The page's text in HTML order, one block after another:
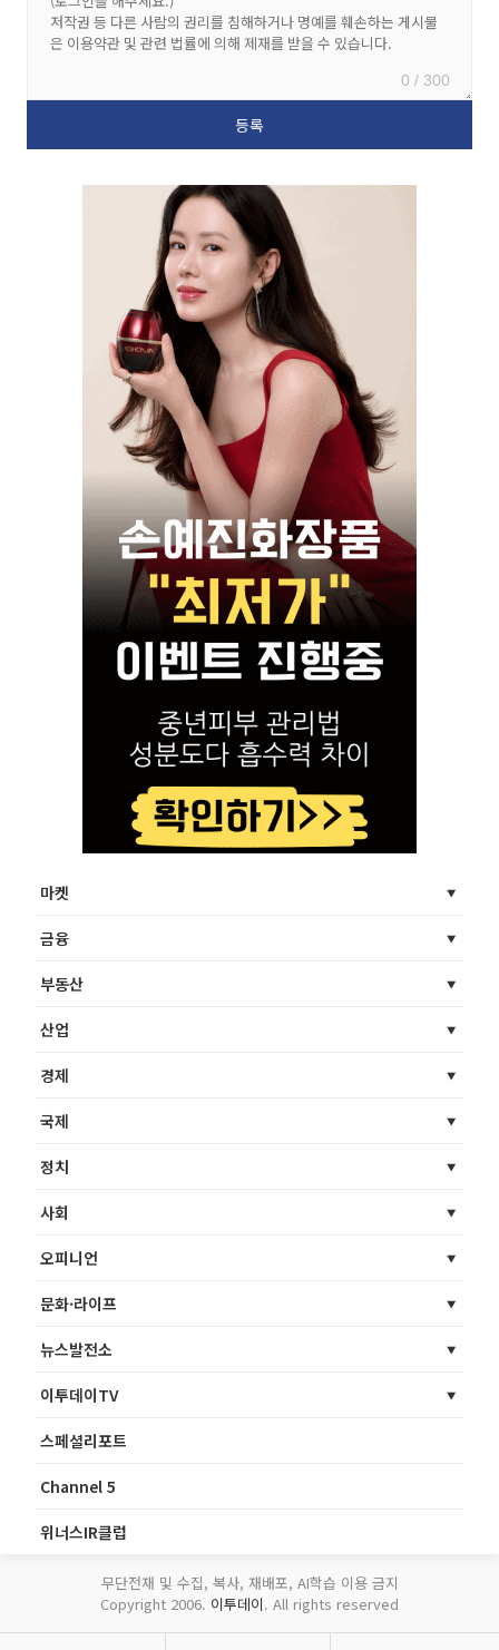
0 / 300
마켓
금융
부동산
산업
경제
국제
정치
사회
오피니언
문화·라이프
뉴스발전소
이투데이TV
스페셜리포트
Channel 5
위너스IR클럽
무단전재 및 수집, 복사, 재배포, AI학습 이용 금지
Copyright 2006. 이투데이. All rights reserved